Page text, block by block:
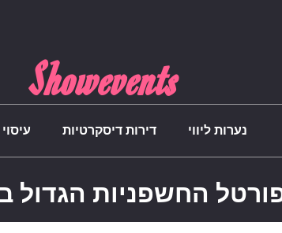
Showevents
דירות דיסקרטיות נערות ליווי
החשפניות הגדול